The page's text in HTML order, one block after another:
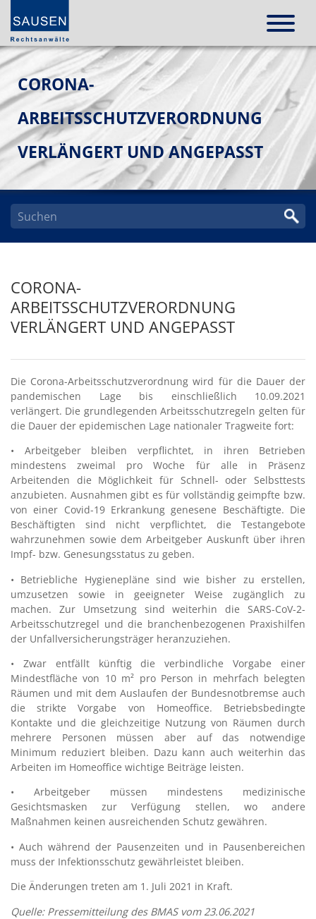
CORONA-
ARBEITSSCHUTZVERORDNUNG
VERLÄNGERT UND ANGEPASST
CORONA-
ARBEITSSCHUTZVERORDNUNG
VERLÄNGERT UND ANGEPASST
Die Corona-Arbeitsschutzverordnung wird für die Dauer der
pandemischen Lage bis einschließlich 10.09.2021
verlängert. Die grundlegenden Arbeitsschutzregeln gelten für
die Dauer der epidemischen Lage nationaler Tragweite fort:
• Arbeitgeber bleiben verpflichtet, in ihren Betrieben
mindestens zweimal pro Woche für alle in Präsenz
Arbeitenden die Möglichkeit für Schnell- oder Selbsttests
anzubieten. Ausnahmen gibt es für vollständig geimpfte bzw.
von einer Covid-19 Erkrankung genesene Beschäftigte. Die
Beschäftigten sind nicht verpflichtet, die Testangebote
wahrzunehmen sowie dem Arbeitgeber Auskunft über ihren
Impf- bzw. Genesungsstatus zu geben.
• Betriebliche Hygienepläne sind wie bisher zu erstellen,
umzusetzen sowie in geeigneter Weise zugänglich zu
machen. Zur Umsetzung sind weiterhin die SARS-CoV-2-
Arbeitsschutzregel und die branchenbezogenen Praxishilfen
der Unfallversicherungsträger heranzuziehen.
• Zwar entfällt künftig die verbindliche Vorgabe einer
Mindestfläche von 10 m² pro Person in mehrfach belegten
Räumen und mit dem Auslaufen der Bundesnotbremse auch
die strikte Vorgabe von Homeoffice. Betriebsbedingte
Kontakte und die gleichzeitige Nutzung von Räumen durch
mehrere Personen müssen aber auf das notwendige
Minimum reduziert bleiben. Dazu kann auch weiterhin das
Arbeiten im Homeoffice wichtige Beiträge leisten.
• Arbeitgeber müssen mindestens medizinische
Gesichtsmasken zur Verfügung stellen, wo andere
Maßnahmen keinen ausreichenden Schutz gewähren.
• Auch während der Pausenzeiten und in Pausenbereichen
muss der Infektionsschutz gewährleistet bleiben.
Die Änderungen treten am 1. Juli 2021 in Kraft.
Quelle: Pressemitteilung des BMAS vom 23.06.2021